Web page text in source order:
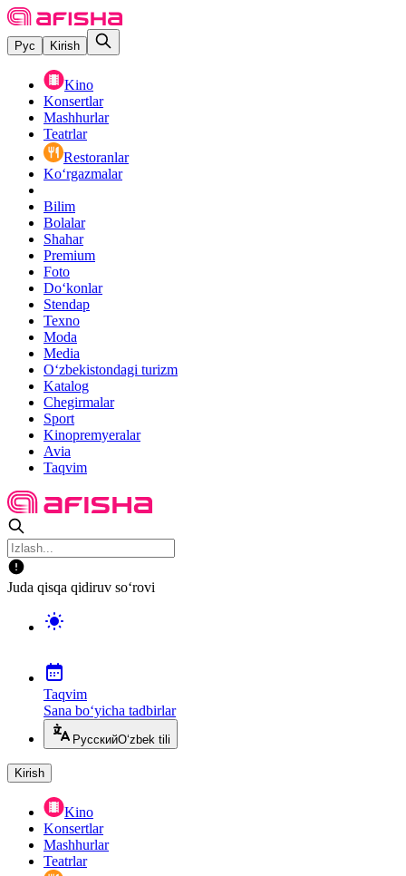
Рус Kirish
Kino
Konsertlar
Mashhurlar
Teatrlar
Restoranlar
Ko‘rgazmalar
Bilim
Bolalar
Shahar
Premium
Foto
Do‘konlar
Stendap
Texno
Moda
Media
O‘zbekistondagi turizm
Katalog
Chegirmalar
Sport
Kinopremyeralar
Avia
Taqvim
Juda qisqa qidiruv so‘rovi
Taqvim
Sana bo‘yicha tadbirlar
РусскийO‘zbek tili
Kirish
Kino
Konsertlar
Mashhurlar
Teatrlar